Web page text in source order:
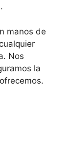
manos de
Nos
la